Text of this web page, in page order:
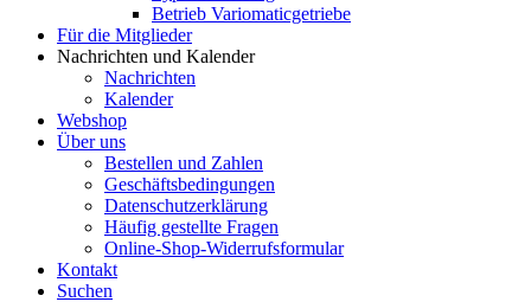
Betrieb Variomaticgetriebe
Für die Mitglieder
Nachrichten und Kalender
Nachrichten
Kalender
Webshop
Über uns
Bestellen und Zahlen
Geschäftsbedingungen
Datenschutzerklärung
Häufig gestellte Fragen
Online-Shop-Widerrufsformular
Kontakt
Suchen